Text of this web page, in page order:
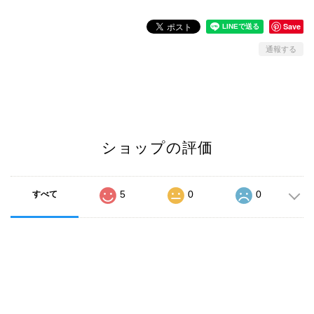
Save
通報する
ショップの評価
すべて 5 0 0